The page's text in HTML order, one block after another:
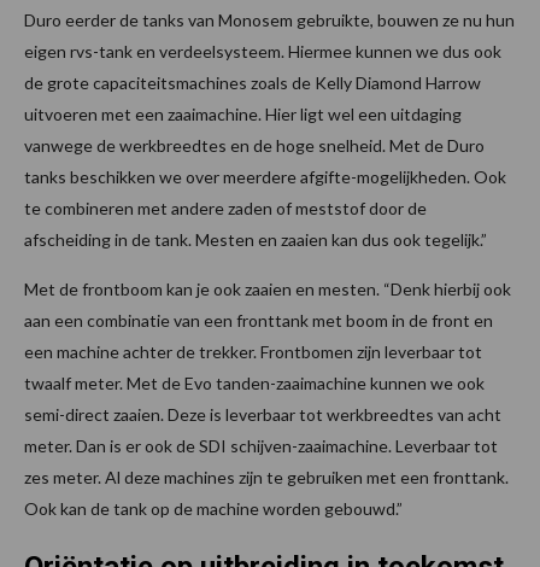
Duro eerder de tanks van Monosem gebruikte, bouwen ze nu hun
eigen rvs-tank en verdeelsysteem. Hiermee kunnen we dus ook
de grote capaciteitsmachines zoals de Kelly Diamond Harrow
uitvoeren met een zaaimachine. Hier ligt wel een uitdaging
vanwege de werkbreedtes en de hoge snelheid. Met de Duro
tanks beschikken we over meerdere afgifte-mogelijkheden. Ook
te combineren met andere zaden of meststof door de
afscheiding in de tank. Mesten en zaaien kan dus ook tegelijk.”
Met de frontboom kan je ook zaaien en mesten. “Denk hierbij ook
aan een combinatie van een fronttank met boom in de front en
een machine achter de trekker. Frontbomen zijn leverbaar tot
twaalf meter. Met de Evo tanden-zaaimachine kunnen we ook
semi-direct zaaien. Deze is leverbaar tot werkbreedtes van acht
meter. Dan is er ook de SDI schijven-zaaimachine. Leverbaar tot
zes meter. Al deze machines zijn te gebruiken met een fronttank.
Ook kan de tank op de machine worden gebouwd.”